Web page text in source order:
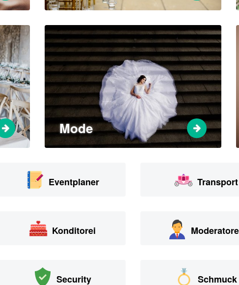
Mode
Eventplaner Transport
Konditorei
Security Schmuck